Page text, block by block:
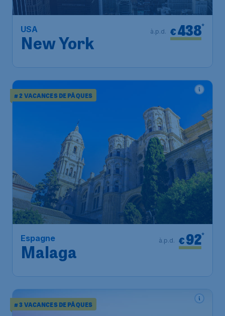
USA
New York
€438*
à.p.d.
# 2 VACANCES DE PÂQUES
Espagne
Malaga
€92*
à.p.d.
# 3 VACANCES DE PÂQUES